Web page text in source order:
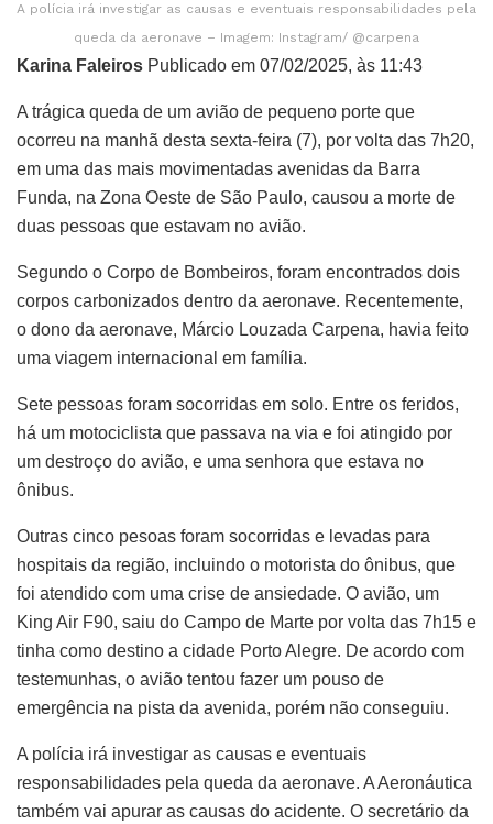
A polícia irá investigar as causas e eventuais responsabilidades pela
queda da aeronave – Imagem: Instagram/ @carpena
Karina Faleiros Publicado em 07/02/2025, às 11:43
A trágica queda de um avião de pequeno porte que
ocorreu na manhã desta sexta-feira (7), por volta das 7h20,
em uma das mais movimentadas avenidas da Barra
Funda, na Zona Oeste de São Paulo, causou a morte de
duas pessoas que estavam no avião.
Segundo o Corpo de Bombeiros, foram encontrados dois
corpos carbonizados dentro da aeronave. Recentemente,
o dono da aeronave, Márcio Louzada Carpena, havia feito
uma viagem internacional em família.
Sete pessoas foram socorridas em solo. Entre os feridos,
há um motociclista que passava na via e foi atingido por
um destroço do avião, e uma senhora que estava no
ônibus.
Outras cinco pesoas foram socorridas e levadas para
hospitais da região, incluindo o motorista do ônibus, que
foi atendido com uma crise de ansiedade. O avião, um
King Air F90, saiu do Campo de Marte por volta das 7h15 e
tinha como destino a cidade Porto Alegre. De acordo com
testemunhas, o avião tentou fazer um pouso de
emergência na pista da avenida, porém não conseguiu.
A polícia irá investigar as causas e eventuais
responsabilidades pela queda da aeronave. A Aeronáutica
também vai apurar as causas do acidente. O secretário da